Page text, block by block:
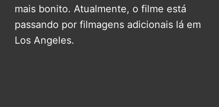
mais bonito. Atualmente, o filme está
passando por filmagens adicionais lá em
Los Angeles.